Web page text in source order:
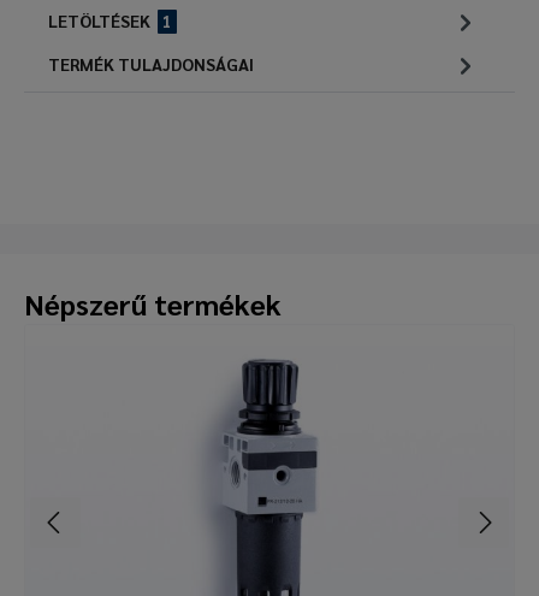
LETÖLTÉSEK
1
TERMÉK TULAJDONSÁGAI
Népszerű termékek